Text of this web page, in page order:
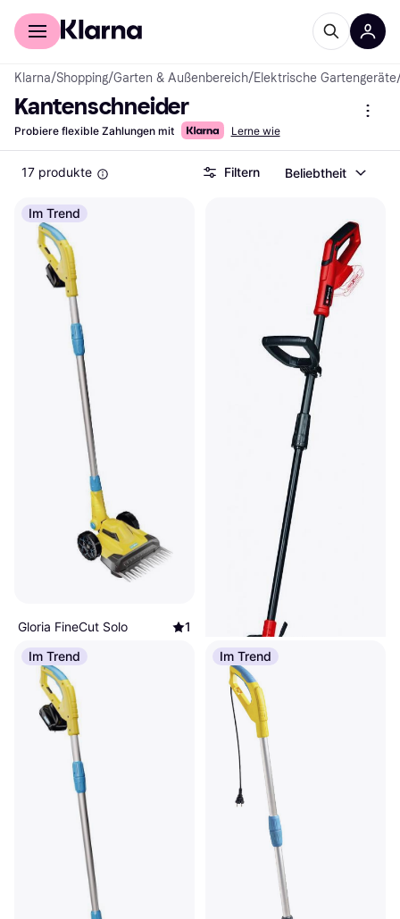
Für Shopper
Klarna/Shopping/Garten & Außenbereich/Elektrische Gartengeräte
Kantenschneider
Probiere flexible Zahlungen mit Lerne wie
17 produkte Filtern Beliebtheit
Im Trend
Gloria FineCut Solo
1
6 Shops
Einhell GE-LE 18/190 Li-Solo
Akku-Rasenkantenschneider
108,84 €
Oder 18,80 €/Mon.
Im Trend Im Trend